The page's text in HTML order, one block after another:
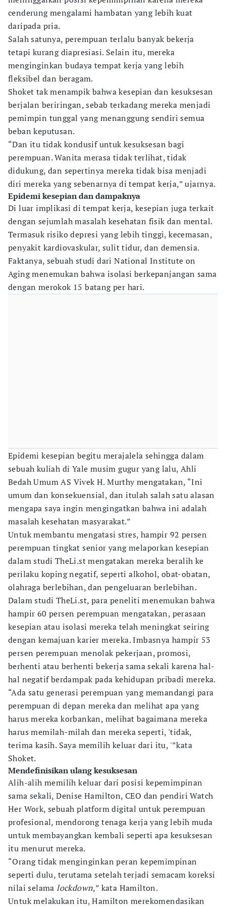
cenderung mengalami hambatan yang lebih kuat
daripada pria.
Salah satunya, perempuan terlalu banyak bekerja
tetapi kurang diapresiasi. Selain itu, mereka
menginginkan budaya tempat kerja yang lebih
fleksibel dan beragam.
Shoket tak menampik bahwa kesepian dan kesuksesan
berjalan beriringan, sebab terkadang mereka menjadi
pemimpin tunggal yang menanggung sendiri semua
beban keputusan.
“Dan itu tidak kondusif untuk kesuksesan bagi
perempuan. Wanita merasa tidak terlihat, tidak
didukung, dan sepertinya mereka tidak bisa menjadi
diri mereka yang sebenarnya di tempat kerja,” ujarnya.
Epidemi kesepian dan dampaknya
Di luar implikasi di tempat kerja, kesepian juga terkait
dengan sejumlah masalah kesehatan fisik dan mental.
Termasuk risiko depresi yang lebih tinggi, kecemasan,
penyakit kardiovaskular, sulit tidur, dan demensia.
Faktanya, sebuah studi dari National Institute on
Aging menemukan bahwa isolasi berkepanjangan sama
dengan merokok 15 batang per hari.
Epidemi kesepian begitu merajalela sehingga dalam
sebuah kuliah di Yale musim gugur yang lalu, Ahli
Bedah Umum AS Vivek H. Murthy mengatakan, “Ini
umum dan konsekuensial, dan itulah salah satu alasan
mengapa saya ingin mengingatkan bahwa ini adalah
masalah kesehatan masyarakat.”
Untuk membantu mengatasi stres, hampir 92 persen
perempuan tingkat senior yang melaporkan kesepian
dalam studi TheLi.st mengatakan mereka beralih ke
perilaku koping negatif, seperti alkohol, obat-obatan,
olahraga berlebihan, dan pengeluaran berlebihan.
Dalam studi TheLi.st, para peneliti menemukan bahwa
hampir 60 persen perempuan mengatakan, perasaan
kesepian atau isolasi mereka telah meningkat seiring
dengan kemajuan karier mereka. Imbasnya hampir 53
persen perempuan menolak pekerjaan, promosi,
berhenti atau berhenti bekerja sama sekali karena hal-
hal negatif berdampak pada kehidupan pribadi mereka.
“Ada satu generasi perempuan yang memandangi para
perempuan di depan mereka dan melihat apa yang
harus mereka korbankan, melihat bagaimana mereka
harus memilah-milah dan mereka seperti, 'tidak,
terima kasih. Saya memilih keluar dari itu, '”kata
Shoket.
Mendefinisikan ulang kesuksesan
Alih-alih memilih keluar dari posisi kepemimpinan
sama sekali, Denise Hamilton, CEO dan pendiri Watch
Her Work, sebuah platform digital untuk perempuan
profesional, mendorong tenaga kerja yang lebih muda
untuk membayangkan kembali seperti apa kesuksesan
itu menurut mereka.
“Orang tidak menginginkan peran kepemimpinan
seperti dulu, terutama setelah terjadi semacam koreksi
nilai selamalockdown,” kata Hamilton.
Untuk melakukan itu, Hamilton merekomendasikan